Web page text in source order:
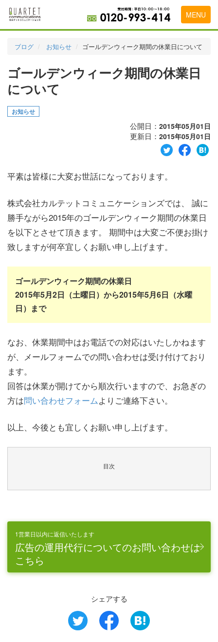
MENU
実績・お客様の声
代理店の乗り換えをお考えの方
会社概要
お問い合わせ
ブログ お知らせ ゴールデンウィーク期間の休業日について
ゴールデンウィーク期間の休業日
について
お知らせ
公開日： 2015年05月01日
更新日： 2015年05月01日
平素は皆様に大変お世話になっております。
株式会社カルテットコミュニケーションズでは、 誠に
勝手ながら2015年のゴールデンウィーク期間の休業日
を以下とさせて頂きます。 期間中は大変ご不便お掛け
致しますが何卒宜しくお願い申し上げます。
ゴールデンウィーク期間の休業日
2015年5月2日（土曜日）から2015年5月6日（水曜
日）まで
なお、休業期間中はお電話での対応はいたしかねます
が、メールフォームでの問い合わせは受け付けており
ます。
回答は休業が開けてから順次行いますので、お急ぎの
方は問い合わせフォームよりご連絡下さい。
以上、今後とも宜しくお願い申し上げます。
目次
1営業日以内に返信いたします
広告の運用代行についてのお問い合わせは
こちら
シェアする